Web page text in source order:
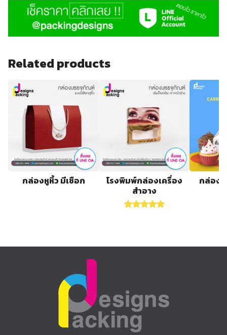
Related products
กล่องหูหิ้ว มีเชือก
โรงพิมพ์กล่องเครื่อง
สำอาง
Rated5.00
กล่องก